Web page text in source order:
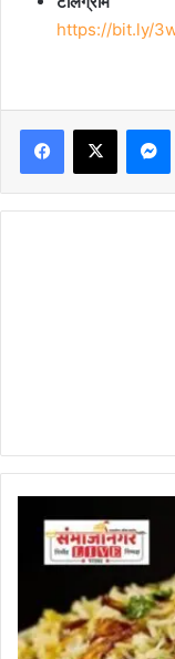
https://bit.ly/
Facebook
X
पंगतीत
भात
हातावर